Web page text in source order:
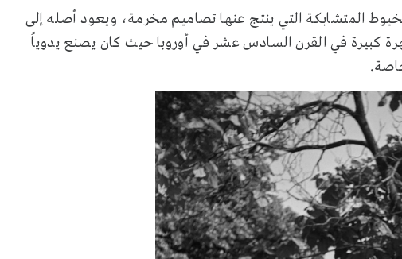
المتشابكة التي ينتج عنها تصاميم مخرمة، ويعود أصله إلى
كبيرة في القرن السادس عشر في أوروبا حيث كان يصنع يدوياً